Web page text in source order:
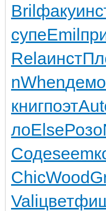
Brilфаку
супеEmil
Relaинст
nWhenдемо
книгпоэт
лоElseРозо
Содеseem
ChicWood
Valiцвет